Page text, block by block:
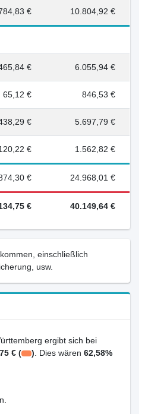
€ 10.804,92 €
€ 6.055,94 €
65,12 € 846,53 €
€ 5.697,79 €
€ 1.562,82 €
€ 24.968,01 €
€ 40.149,64 €
einschließlich
usw.
ergibt sich bei
€ ( ) . Dies wären62,58%